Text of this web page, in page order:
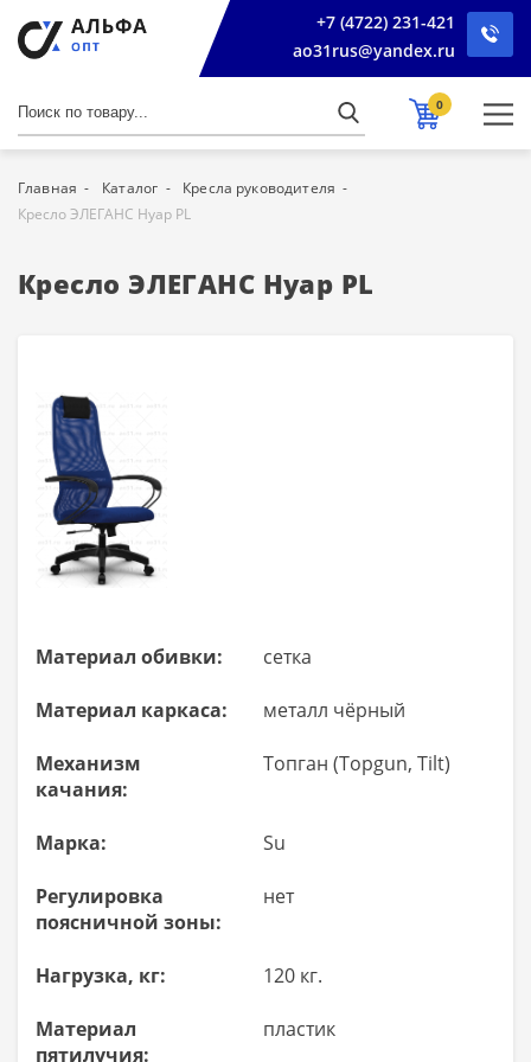
+7 (4722) 231-421
ao31rus@yandex.ru
0
Главная Каталог
Кресла руководителя
Кресло ЭЛЕГАНС Нуар PL
Кресло ЭЛЕГАНС Нуар PL
Материал обивки: сетка
Материал каркаса: металл чёрный
Механизм
качания:
Топган (Topgun, Tilt)
Марка: Su
Регулировка
поясничной зоны:
нет
Нагрузка, кг: 120 кг.
Материал
пятилучия:
пластик